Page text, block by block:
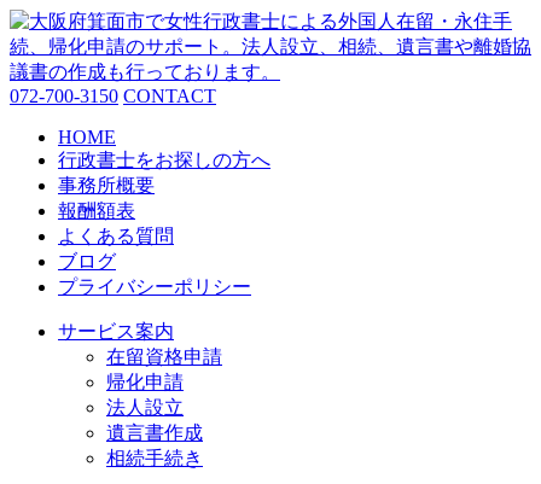
072-700-3150 CONTACT
HOME
行政書士をお探しの方へ
事務所概要
報酬額表
よくある質問
ブログ
プライバシーポリシー
サービス案内
在留資格申請
帰化申請
法人設立
遺言書作成
相続手続き